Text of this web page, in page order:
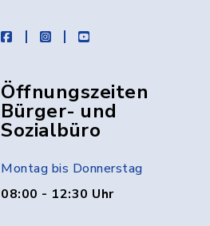
facebookinstagramyoutube
Öffnungszeiten
Bürger- und
Sozialbüro
Montag bis Donnerstag
08:00 - 12:30 Uhr